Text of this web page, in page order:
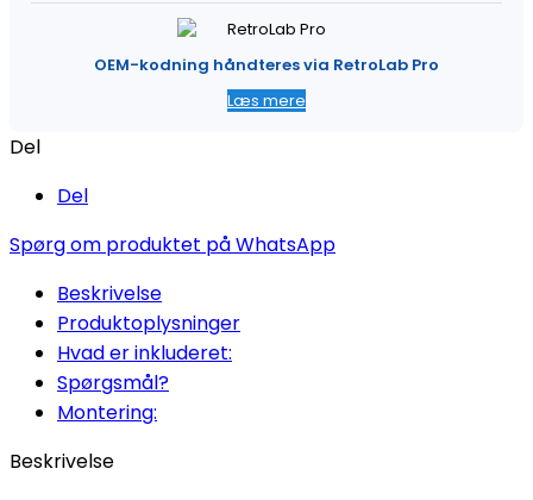
OEM-kodning håndteres via RetroLab Pro
Læs mere
Del
Del
Spørg om produktet på WhatsApp
Beskrivelse
Produktoplysninger
Hvad er inkluderet:
Spørgsmål?
Montering:
Beskrivelse